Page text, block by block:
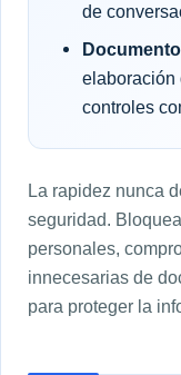
de
elaboración
controles
La rapidez nunca
seguridad.
personales,
innecesarias de
para proteger la